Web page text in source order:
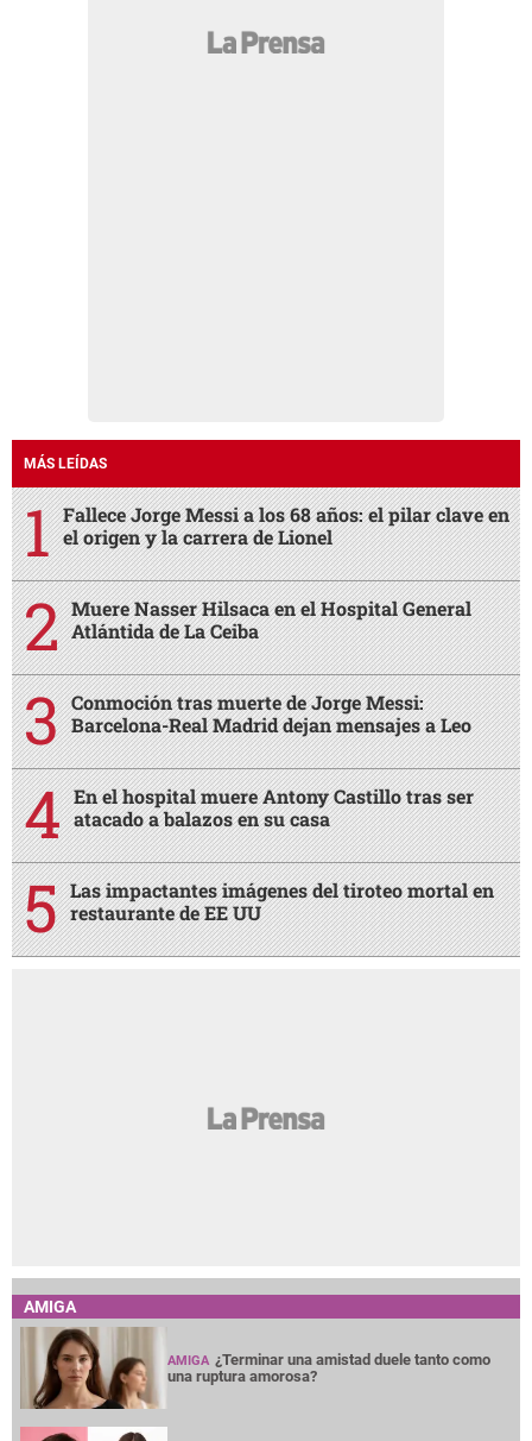
MÁS LEÍDAS
Fallece Jorge Messi a los 68 años: el pilar clave en
el origen y la carrera de Lionel
Muere Nasser Hilsaca en el Hospital General
Atlántida de La Ceiba
Conmoción tras muerte de Jorge Messi:
Barcelona-Real Madrid dejan mensajes a Leo
En el hospital muere Antony Castillo tras ser
atacado a balazos en su casa
Las impactantes imágenes del tiroteo mortal en
restaurante de EE UU
AMIGA
AMIGA ¿Terminar una amistad duele tanto como
una ruptura amorosa?